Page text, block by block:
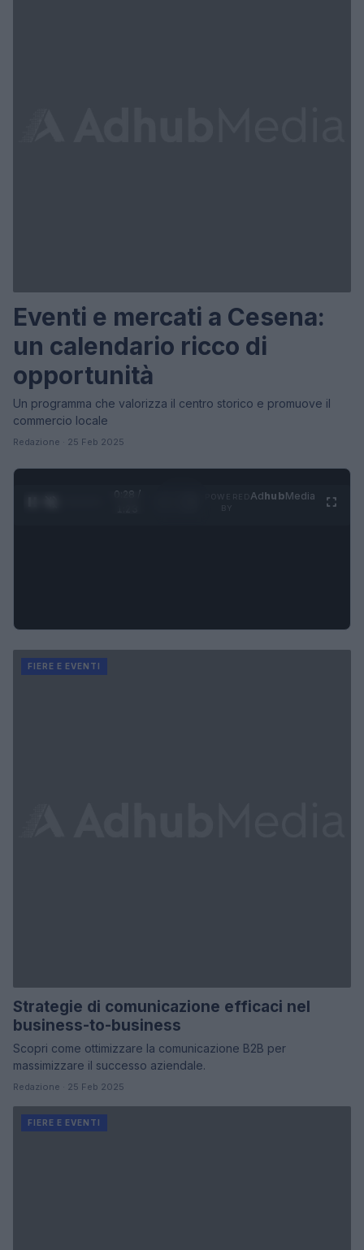
Eventi e mercati a Cesena:
un calendario ricco di
opportunità
Un programma che valorizza il centro storico e promuove il
commercio locale
Redazione · 25 Feb 2025
0:29 /
AdhubMedia
FIERE E EVENTI
Strategie di comunicazione efficaci nel
business-to-business
Scopri come ottimizzare la comunicazione B2B per
massimizzare il successo aziendale.
Redazione · 25 Feb 2025
FIERE E EVENTI